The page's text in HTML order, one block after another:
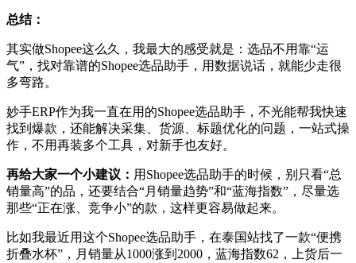
总结：
其实做Shopee这么久，我最大的感受就是：选品不用靠“运
气”，找对靠谱的Shopee选品助手，用数据说话，就能少走很
多弯路。
妙手ERP作为我一直在用的Shopee选品助手，不光能帮我快速
找到爆款，还能解决采集、货源、标题优化的问题，一站式操
作，不用再装多个工具，对新手也友好。
再给大家一个小建议： 用Shopee选品助手的时候，别只看“总
销量高”的品，还要结合“月销量趋势”和“蓝海指数”，尽量选
那些“正在涨、竞争小”的款，这样更容易做起来。
比如我最近用这个Shopee选品助手，在泰国站找了一款“便携
折叠水杯”，月销量从1000涨到2000，蓝海指数62，上货后一